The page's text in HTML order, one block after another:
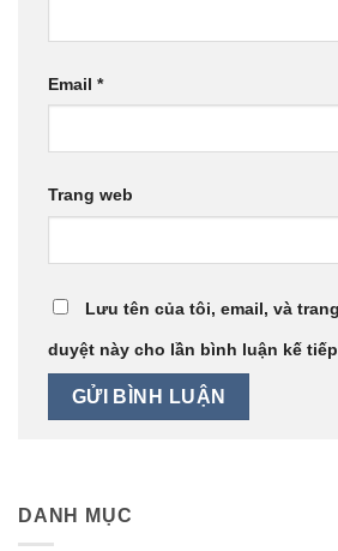
Email *
Trang web
Lưu tên của tôi, email, và
duyệt này cho lần bình luận kế
DANH MỤC